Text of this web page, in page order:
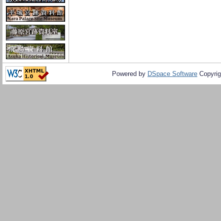
Powered by DSpace Software